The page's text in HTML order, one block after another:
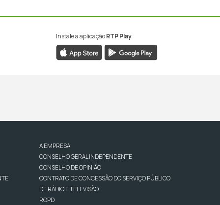
Instale a aplicaçãoRTP Play
A EMPRESA
CONSELHO GERAL INDEPENDENTE
CONSELHO DE OPINIÃO
CONTRATO DE CONCESSÃO DO SERVIÇO PÚBLICO
DE RÁDIO E TELEVISÃO
RGPD